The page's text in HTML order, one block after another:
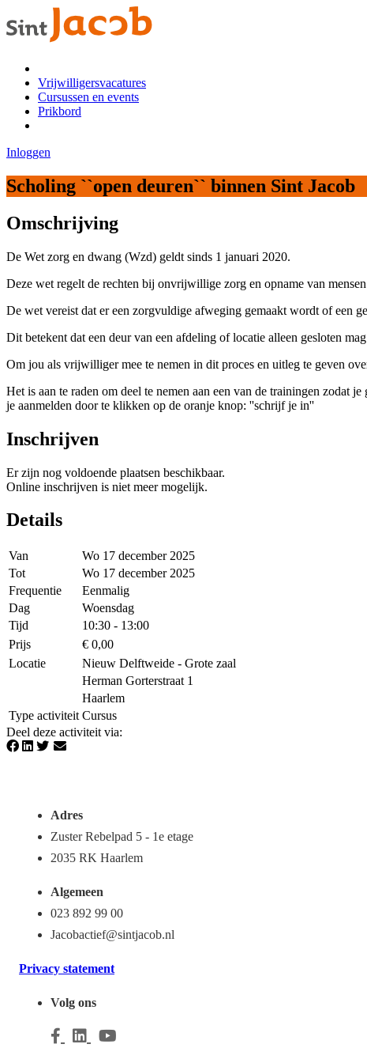
Vrijwilligersvacatures
Cursussen en events
Prikbord
Inloggen
Scholing ``open deuren`` binnen Sint Jacob
Omschrijving
De Wet zorg en dwang (Wzd) geldt sinds 1 januari 2020.
Deze wet regelt de rechten bij onvrijwillige zorg en opname van
De wet vereist dat er een zorgvuldige afweging gemaakt wordt of een
Dit betekent dat een deur van een afdeling of locatie alleen gesloten mag
Om jou als vrijwilliger mee te nemen in dit proces en uitleg te geven
Het is aan te raden om deel te nemen aan een van de trainingen zodat
je aanmelden door te klikken op de oranje knop: ''schrijf je in''
Inschrijven
Er zijn nog voldoende plaatsen beschikbaar.
Online inschrijven is niet meer mogelijk.
Details
Van
Wo 17 december 2025
Tot
Wo 17 december 2025
Frequentie
Eenmalig
Dag
Woensdag
Tijd
10:30 - 13:00
Prijs
€ 0,00
Locatie
Nieuw Delftweide - Grote zaal
Herman Gorterstraat 1
Haarlem
Type activiteit Cursus
Deel deze activiteit via:
Adres
Zuster Rebelpad 5 - 1e etage
2035 RK Haarlem
Algemeen
023 892 99 00
Jacobactief@sintjacob.nl
Privacy statement
Volg ons